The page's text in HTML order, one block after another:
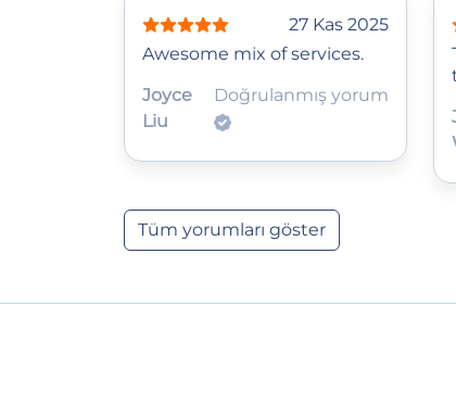
27 Kas 2025
Awesome mix of services.
Joyce
Liu
Doğrulanmış yorum
Tüm yorumları göster